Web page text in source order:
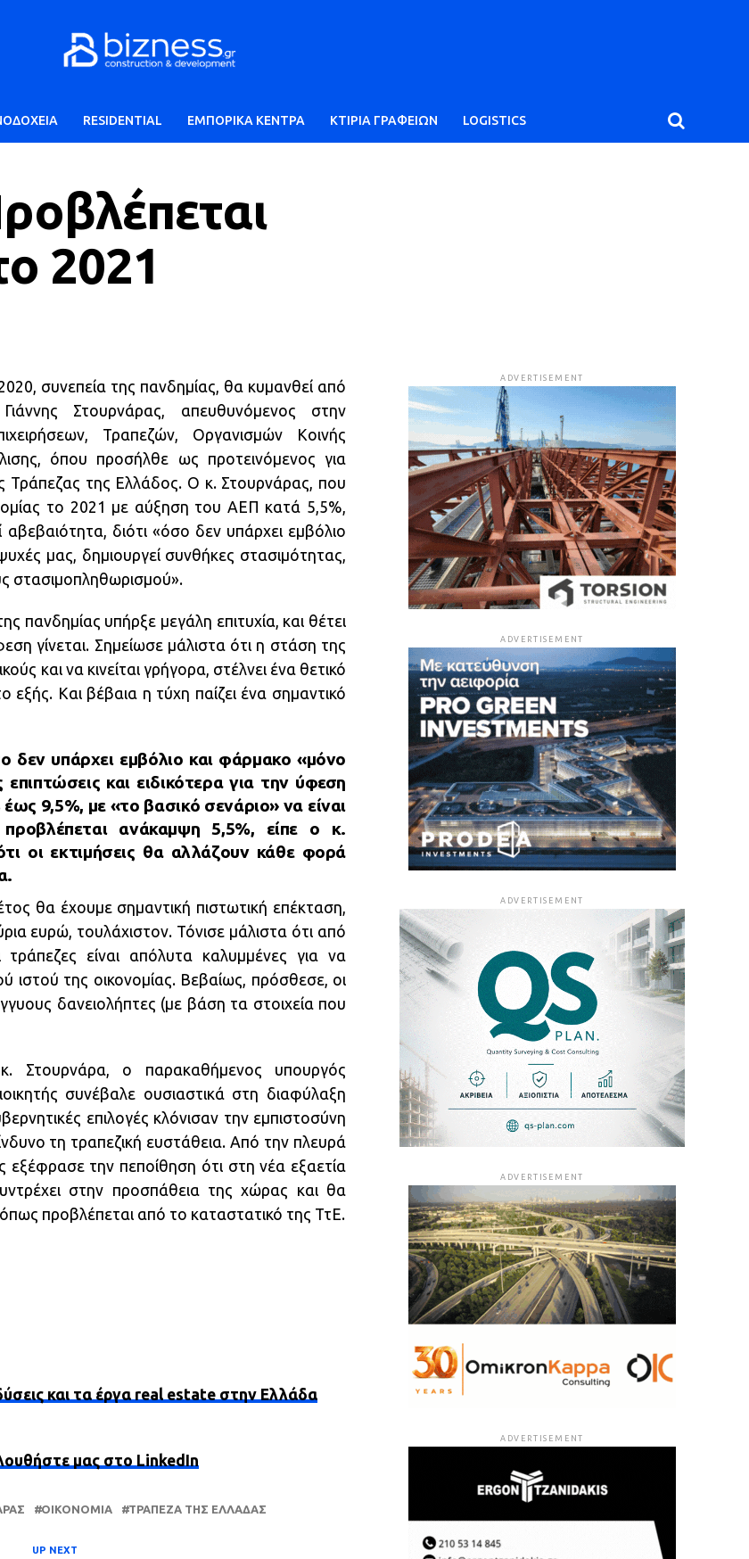
RESIDENTIAL ΕΜΠΟΡΙΚΑ ΚΕΝΤΡΑ ΚΤΙΡΙΑ ΓΡΑΦΕΙΩΝ LOGISTICS
2021
συνεπεία της πανδημίας, θα κυμανθεί από
Στουρνάρας, απευθυνόμενος στην
Τραπεζών, Οργανισμών Κοινής
όπου προσήλθε ως προτεινόμενος για
Τράπεζας της Ελλάδος. Ο κ. Στουρνάρας, που
το 2021 με αύξηση του ΑΕΠ κατά 5,5%,
διότι «όσο δεν υπάρχει εμβόλιο
μας, δημιουργεί συνθήκες στασιμότητας,
στασιμοπληθωρισμού».
πανδημίας υπήρξε μεγάλη επιτυχία, και θέτει
γίνεται. Σημείωσε μάλιστα ότι η στάση της
και να κινείται γρήγορα, στέλνει ένα θετικό
Και βέβαια η τύχη παίζει ένα σημαντικό
δεν υπάρχει εμβόλιο και φάρμακο «μόνο
και ειδικότερα για την ύφεση
9,5%, με «το βασικό σενάριο» να είναι
ανάκαμψη 5,5%, είπε ο κ.
οι εκτιμήσεις θα αλλάζουν κάθε φορά
θα έχουμε σημαντική πιστωτική επέκταση,
ευρώ, τουλάχιστον. Τόνισε μάλιστα ότι από
είναι απόλυτα καλυμμένες για να
της οικονομίας. Βεβαίως, πρόσθεσε, οι
δανειολήπτες (με βάση τα στοιχεία που
Στουρνάρα, ο παρακαθήμενος υπουργός
συνέβαλε ουσιαστικά στη διαφύλαξη
επιλογές κλόνισαν την εμπιστοσύνη
τη τραπεζική ευστάθεια. Από την πλευρά
την πεποίθηση ότι στη νέα εξαετία
στην προσπάθεια της χώρας και θα
όπως προβλέπεται από το καταστατικό της ΤτΕ.
και τα έργα real estate στην Ελλάδα
μας στο LinkedIn
ΟΙΚΟΝΟΜΊΑ ΤΡΆΠΕΖΑ ΤΗΣ ΕΛΛΆΔΑΣ
UP NEXT
ADVERTISEMENT
ADVERTISEMENT
ADVERTISEMENT
ADVERTISEMENT
ADVERTISEMENT